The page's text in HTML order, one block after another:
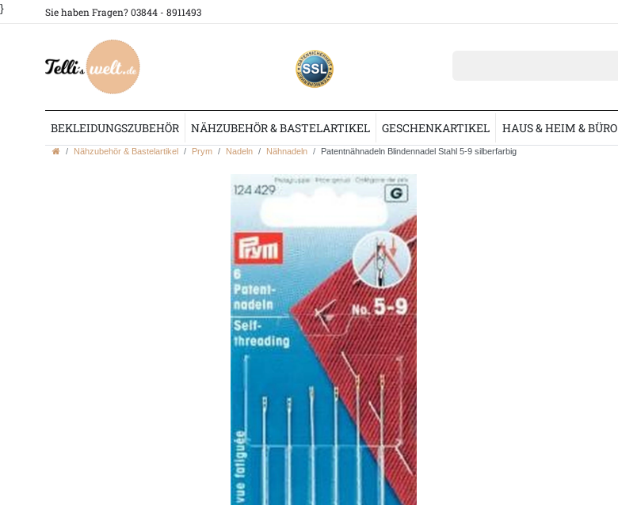
} Sie haben Fragen? 03844 - 8911493
BEKLEIDUNGSZUBEHÖR NÄHZUBEHÖR & BASTELARTIKEL GESCHENKARTIKEL HAUS & HEIM & BÜRO
Nähzubehör & Bastelartikel Prym Nadeln Nähnadeln Patentnähnadeln Blindennadel Stahl 5-9 silberfarbig